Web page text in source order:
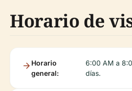
Horario de
Horario
general:
6:00 AM a
días.